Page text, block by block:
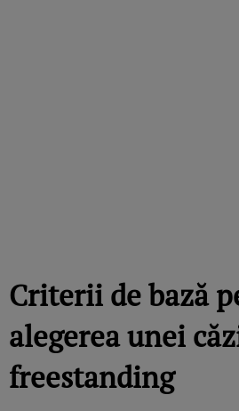
Criterii de bază
alegerea unei
freestanding